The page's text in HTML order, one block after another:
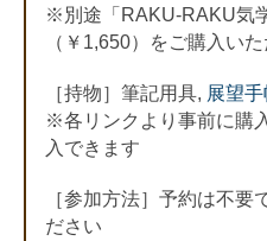
※別途「RAKU-RAKU気
（￥1,650）をご購入い
［持物］筆記用具, 展望手
※各リンクより事前に購
入できます
［参加方法］予約は不要
ださい